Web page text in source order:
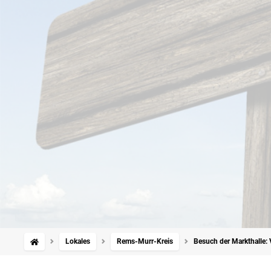
Lokales Rems-Murr-Kreis Besuch der Markthalle: